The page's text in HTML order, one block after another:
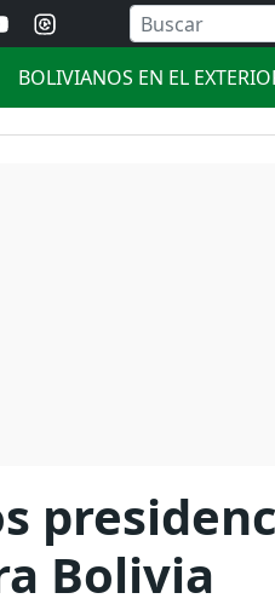
BOLIVIANOS EN EL
Bolivia